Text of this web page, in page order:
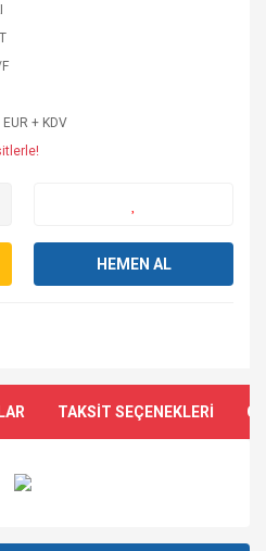
+ KDV
HEMEN AL
TAKSİT SEÇENEKLERİ